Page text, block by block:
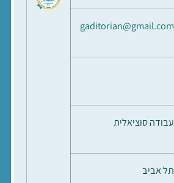
gaditorian@gmail.com
עבודה סוציאלית
תל אביב